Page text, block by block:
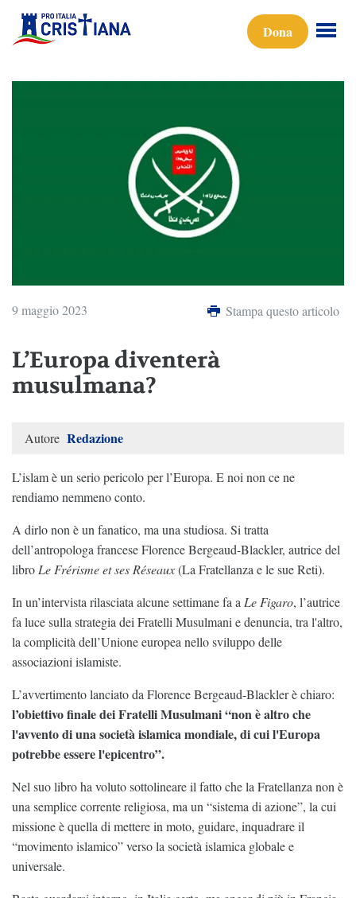
Dona
9 maggio 2023 Stampa questo articolo
L’Europa diventerà
musulmana?
Autore Redazione
L’islam è un serio pericolo per l’Europa. E noi non ce ne
rendiamo nemmeno conto.
A dirlo non è un fanatico, ma una studiosa. Si tratta
dell’antropologa francese Florence Bergeaud-Blackler, autrice del
libro Le Frérisme et ses Réseaux(La Fratellanza e le sue Reti).
In un’intervista rilasciata alcune settimane fa a Le Figaro, l’autrice
fa luce sulla strategia dei Fratelli Musulmani e denuncia, tra l'altro,
la complicità dell’Unione europea nello sviluppo delle
associazioni islamiste.
L’avvertimento lanciato da Florence Bergeaud-Blackler è chiaro:
l’obiettivo finale dei Fratelli Musulmani “non è altro che
l'avvento di una società islamica mondiale, di cui l'Europa
potrebbe essere l'epicentro”.
Nel suo libro ha voluto sottolineare il fatto che la Fratellanza non è
una semplice corrente religiosa, ma un “sistema di azione”, la cui
missione è quella di mettere in moto, guidare, inquadrare il
“movimento islamico” verso la società islamica globale e
universale.